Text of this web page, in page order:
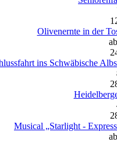
Olivenernte in der
ins Schwäbische
Musical „Starlight -